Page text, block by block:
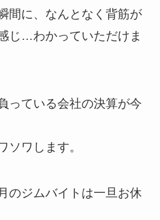
間に、なんとなく背筋が
じ…わかっていただけま
っている会社の決算が今
ソワします。
のジムバイトは一旦お休